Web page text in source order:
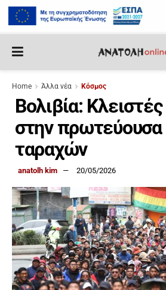
Home Άλλα νέα Κόσμος
Βολιβία:
στην
ταραχών
anatolh kim 20/05/2026